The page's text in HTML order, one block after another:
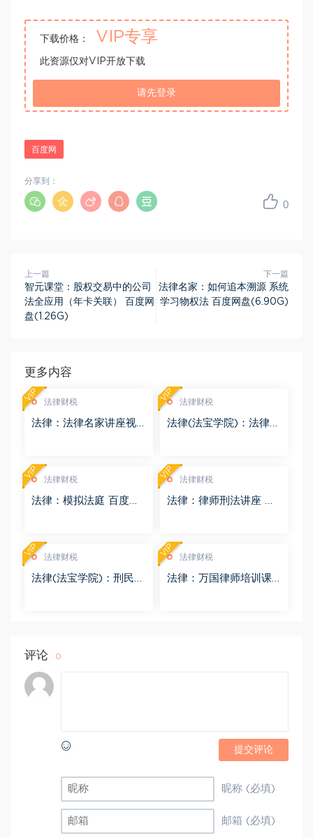
下载价格： VIP专享
此资源仅对VIP开放下载
请先登录
百度网
0
分享到：
上一篇
智元课堂：股权交易中的公司
法全应用（年卡关联） 百度网
盘(1.26G)
下一篇
法律名家：如何追本溯源 系统
学习物权法 百度网盘(6.90G)
更多内容
法律财税
法律：法律名家讲座视
VIP 法律财税
法律(法宝学院)：法律信
VIP
法律财税
法律：模拟法庭 百度网
VIP 法律财税
法律：律师刑法讲座 百
VIP
法律财税
法律(法宝学院)：刑民交
VIP 法律财税
法律：万国律师培训课
VIP
评论 0
提交评论
昵称 (必填)
邮箱 (必填)